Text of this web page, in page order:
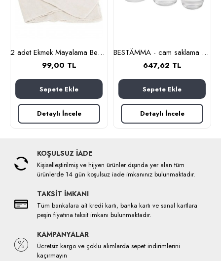
2 adet Ekmek Mayalama Bezi 50x70 cm, %100 Pamuk Amerikan Pasa Bezi
99,00 TL
Sepete Ekle
Detaylı İncele
BESTÄMMA - cam saklama kabı seti (cam)
647,62 TL
Sepete Ekle
Detaylı İncele
KOŞULSUZ İADE
Kişiselleştirilmiş ve hijyen ürünler dışında yer alan tüm
ürünlerde 14 gün koşulsuz iade imkanınız bulunmaktadır.
TAKSİT İMKANI
Tüm bankalara ait kredi kartı, banka kartı ve sanal kartlara
peşin fiyatına taksit imkanı bulunmaktadır.
KAMPANYALAR
Ücretsiz kargo ve çoklu alımlarda sepet indirimlerini
kaçırmayın